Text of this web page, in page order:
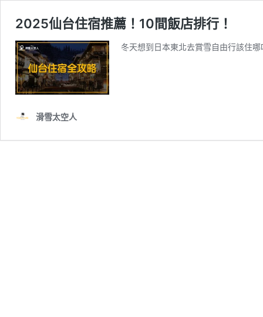
2025仙台住宿推薦！10間飯店排行！
冬天想到日本東北去賞雪自由行該住
滑雪太空人